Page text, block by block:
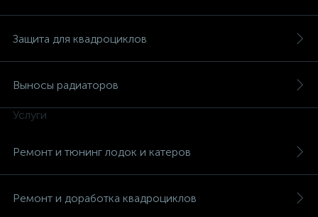
Защита для квадроциклов
Выносы радиаторов
Услуги
Ремонт и тюнинг лодок и катеров
Ремонт и доработка квадроциклов